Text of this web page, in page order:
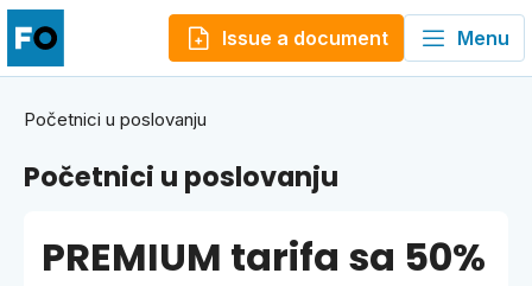
Issue a document Menu
Početnici u poslovanju
Početnici u poslovanju
PREMIUM tarifa sa 50%